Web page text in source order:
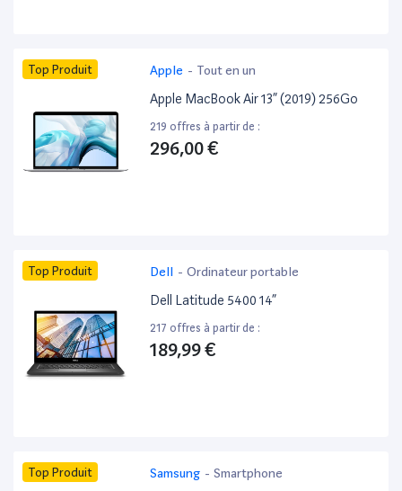
Top Produit Apple - Tout en un
Apple MacBook Air 13” (2019) 256Go
219 offres à partir de :
296,00 €
Top Produit Dell - Ordinateur portable
Dell Latitude 5400 14”
217 offres à partir de :
189,99 €
Top Produit Samsung - Smartphone